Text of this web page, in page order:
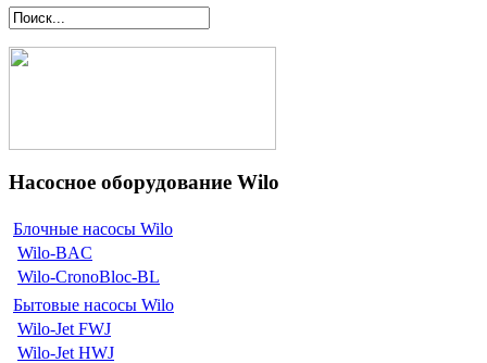
Насосное оборудование Wilo
Блочные насосы Wilo
Wilo-BAC
Wilo-CronoBloc-BL
Бытовые насосы Wilo
Wilo-Jet FWJ
Wilo-Jet HWJ